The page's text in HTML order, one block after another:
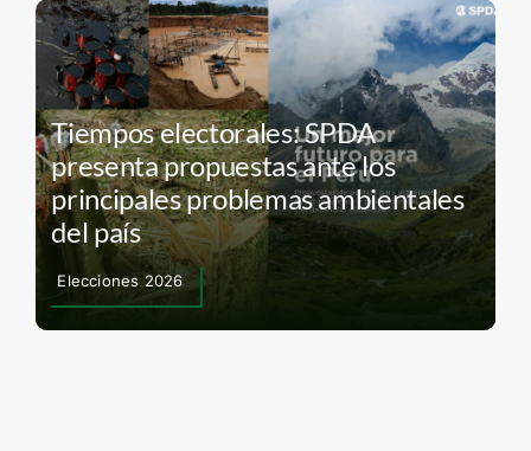
Tiempos electorales: SPDA
presenta propuestas ante los
principales problemas ambientales
del país
Elecciones 2026